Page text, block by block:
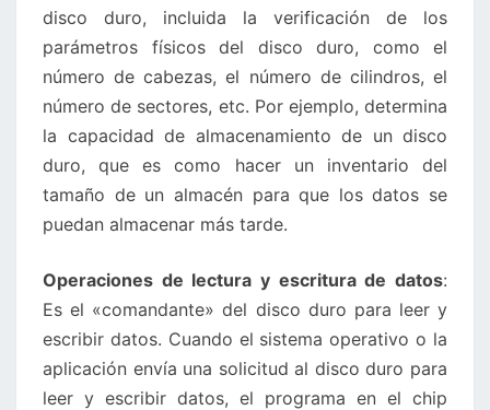
disco duro, incluida la verificación de los
parámetros físicos del disco duro, como el
número de cabezas, el número de cilindros, el
número de sectores, etc. Por ejemplo, determina
la capacidad de almacenamiento de un disco
duro, que es como hacer un inventario del
tamaño de un almacén para que los datos se
puedan almacenar más tarde.
Operaciones de lectura y escritura de datos:
Es el «comandante» del disco duro para leer y
escribir datos. Cuando el sistema operativo o la
aplicación envía una solicitud al disco duro para
leer y escribir datos, el programa en el chip